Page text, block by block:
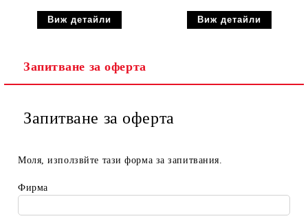
Виж детайли Виж детайли
Запитване за оферта
Запитване за оферта
Моля, използвйте тази форма за запитвания.
Фирма